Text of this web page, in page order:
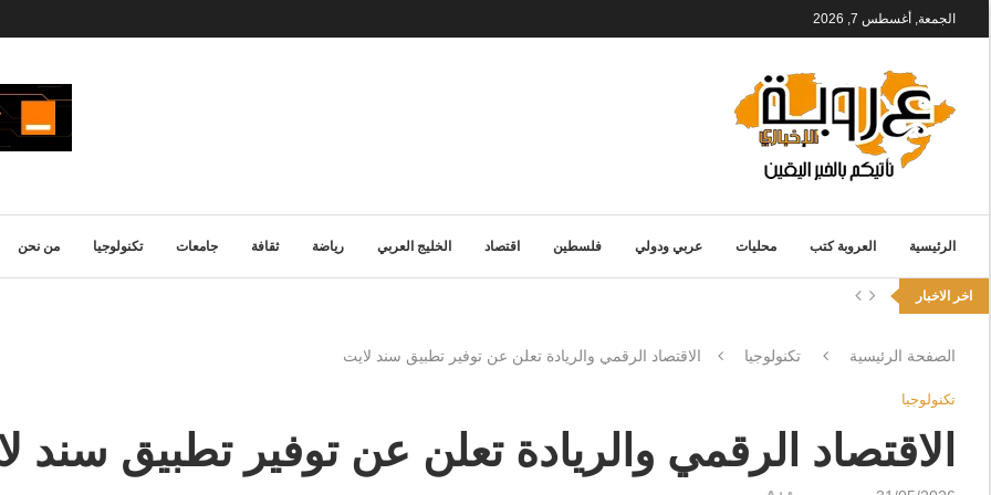
الجمعة, أغسطس 7, 2026
الرئيسية العروبة كتب محليات عربي ودولي فلسطين اقتصاد الخليج العربي رياضة ثقافة جامعات تكنولوجيا من نحن
اخر الاخبار
الصفحة الرئيسية تكنولوجيا الاقتصاد الرقمي والريادة تعلن عن توفير تطبيق سند لايت
تكنولوجيا
الاقتصاد الرقمي والريادة تعلن عن توفير تطبيق سند